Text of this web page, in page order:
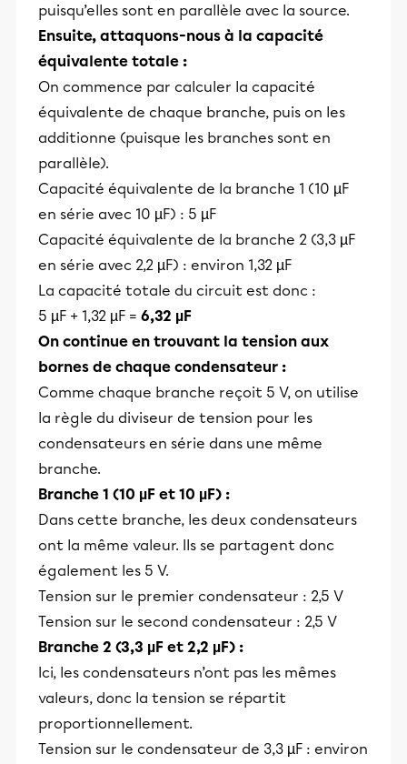
puisqu’elles sont en parallèle avec la source.
Ensuite, attaquons-nous à la capacité
équivalente totale :
On commence par calculer la capacité
équivalente de chaque branche, puis on les
additionne (puisque les branches sont en
parallèle).
Capacité équivalente de la branche 1 (10 µF
en série avec 10 µF) : 5 µF
Capacité équivalente de la branche 2 (3,3 µF
en série avec 2,2 µF) : environ 1,32 µF
La capacité totale du circuit est donc :
5 µF + 1,32 µF = 6,32 µF
On continue en trouvant la tension aux
bornes de chaque condensateur :
Comme chaque branche reçoit 5 V, on utilise
la règle du diviseur de tension pour les
condensateurs en série dans une même
branche.
Branche 1 (10 µF et 10 µF) :
Dans cette branche, les deux condensateurs
ont la même valeur. Ils se partagent donc
également les 5 V.
Tension sur le premier condensateur : 2,5 V
Tension sur le second condensateur : 2,5 V
Branche 2 (3,3 µF et 2,2 µF) :
Ici, les condensateurs n’ont pas les mêmes
valeurs, donc la tension se répartit
proportionnellement.
Tension sur le condensateur de 3,3 µF : environ